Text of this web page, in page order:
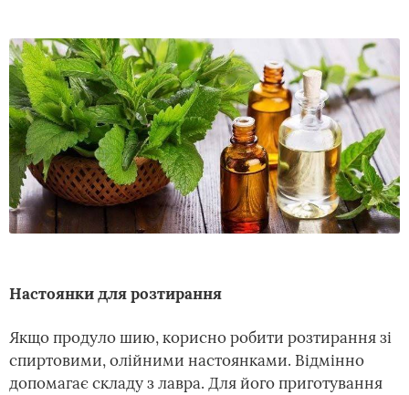
Настоянки для розтирання
Якщо продуло шию, корисно робити розтирання зі
спиртовими, олійними настоянками. Відмінно
допомагає складу з лавра. Для його приготування